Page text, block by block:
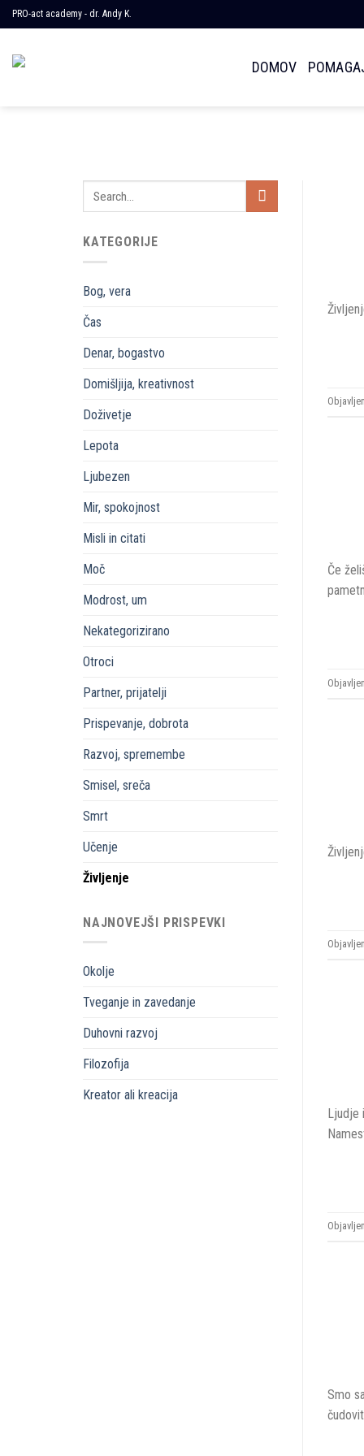
Skoči
na
vsebino
PRO-act academy - dr. Andy K.
DOMOV
KATEGORIJE
Bog, vera
Čas
Denar, bogastvo
Domišljija, kreativnost
Doživetje
Lepota
Ljubezen
Mir, spokojnost
Misli in citati
Moč
Modrost, um
Nekategorizirano
Otroci
Partner, prijatelji
Prispevanje, dobrota
Razvoj, spremembe
Smisel, sreča
Smrt
Učenje
Življenje
NAJNOVEJŠI PRISPEVKI
Okolje
Tveganje in zavedanje
Duhovni razvoj
Filozofija
Kreator ali kreacija
Če
Ljudje
Smo